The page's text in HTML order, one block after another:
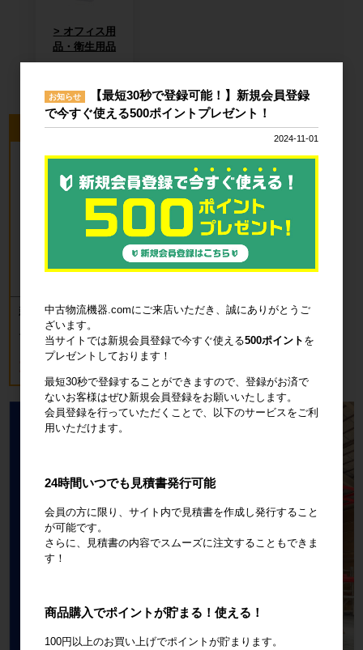
オフィス用
品・衛生用品
今回のピックアップ商品
新品 カゴ台車 ロールボックスパレッ
ト(樹脂底板) W850×D650×H1700mm
ブルー
18,700円
お知らせ
【最短30秒で登録可能！】新規会員登録
で今すぐ使える500ポイントプレゼント！
2024-11-01
中古物流機器.comにご来店いただき、誠にありがとうご
ざいます。
当サイトでは新規会員登録で今すぐ使える500ポイント を
プレゼントしております！
最短30秒で登録することができますので、登録がお済で
ないお客様はぜひ新規会員登録をお願いいたします。
会員登録を行っていただくことで、以下のサービスをご利
用いただけます。
24時間いつでも見積書発行可能
会員の方に限り、サイト内で見積書を作成し発行すること
が可能です。
さらに、見積書の内容でスムーズに注文することもできま
す！
商品購入でポイントが貯まる！使える！
100円以上のお買い上げでポイントが貯まります。